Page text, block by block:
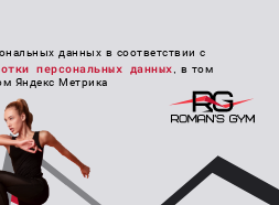
данных в соответствии с
персональных данных , в том
Яндекс Метрика